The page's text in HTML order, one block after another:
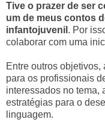
Tive o prazer de ser
um de meus contos
infantojuvenil . Por
colaborar com uma
Entre outros
para os profissionais
interessados no tema,
estratégias para o
linguagem.